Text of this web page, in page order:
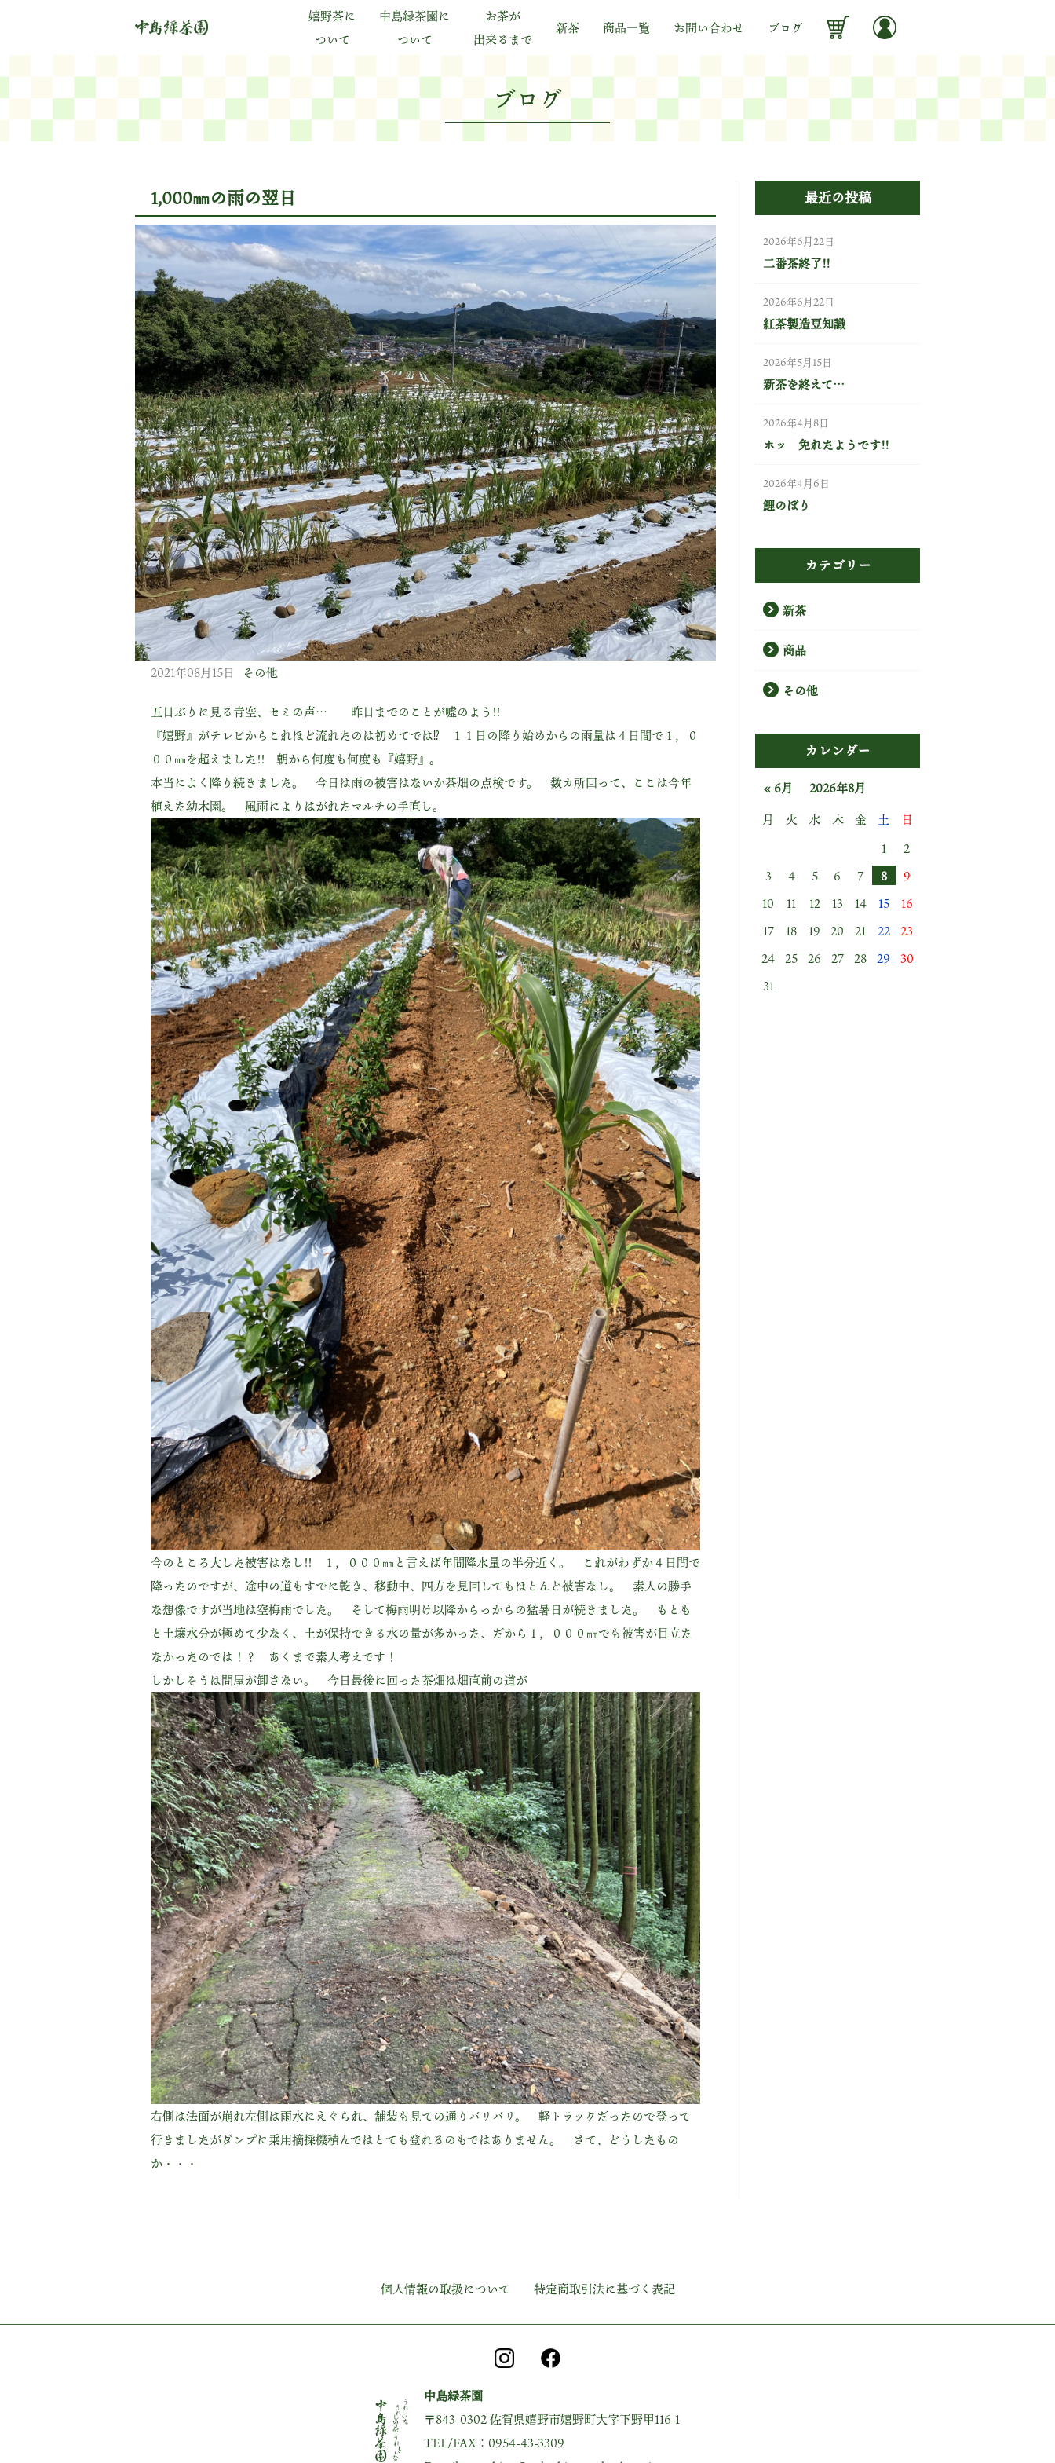
嬉野茶に
ついて
中島緑茶園に
ついて
お茶が
出来るまで
新茶 商品一覧 お問い合わせ ブログ
ブログ
1,000㎜の雨の翌日
2021年08月15日 その他
五日ぶりに見る青空、セミの声… 昨日までのことが嘘のよう!!
『嬉野』がテレビからこれほど流れたのは初めてでは⁉ １１日の降り始めからの雨量は４日間で１，０
００㎜を超えました!! 朝から何度も何度も『嬉野』。
本当によく降り続きました。 今日は雨の被害はないか茶畑の点検です。 数カ所回って、ここは今年
植えた幼木園。 風雨によりはがれたマルチの手直し。
今のところ大した被害はなし!! １，０００㎜と言えば年間降水量の半分近く。 これがわずか４日間で
降ったのですが、途中の道もすでに乾き、移動中、四方を見回してもほとんど被害なし。 素人の勝手
な想像ですが当地は空梅雨でした。 そして梅雨明け以降からっからの猛暑日が続きました。 もとも
と土壌水分が極めて少なく、土が保持できる水の量が多かった、だから１，０００㎜でも被害が目立た
なかったのでは！？ あくまで素人考えです！
しかしそうは問屋が卸さない。 今日最後に回った茶畑は畑直前の道が
右側は法面が崩れ左側は雨水にえぐられ、舗装も見ての通りバリバリ。 軽トラックだったので登って
行きましたがダンプに乗用摘採機積んではとても登れるのもではありません。 さて、どうしたもの
か・・・
最近の投稿
二番茶終了!!
2026年6月22日
紅茶製造豆知識
2026年6月22日
新茶を終えて…
2026年5月15日
ホッ 免れたようです!!
2026年4月8日
鯉のぼり
2026年4月6日
カテゴリー
新茶
商品
その他
カレンダー
2026年8月
月
火 水 木 金 土
日
1
2
3
4 5 6 7 8
9
10
11 12 13 14 15
16
17
18 19 20 21 22
23
24 25 26 27 28 29
30
31
« 6月
個人情報の取扱について 特定商取引法に基づく表記
中島緑茶園
〒843-0302 佐賀県嬉野市嬉野町大字下野甲116-1
TEL/FAX：0954-43-3309